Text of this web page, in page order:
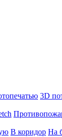
3D
В коридор На